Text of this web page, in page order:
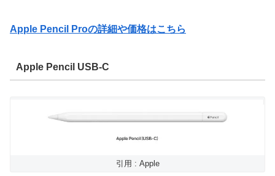
Apple Pencil Proの詳細や価格はこちら
Apple Pencil USB-C
引用 : Apple